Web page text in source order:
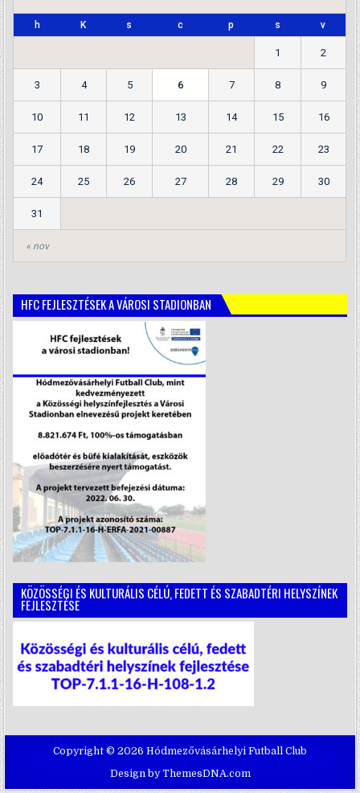
h K s c p s v
« nov
1 2
3 4 5 6 7 8 9
10 11 12 13 14 15 16
17 18 19 20 21 22 23
24 25 26 27 28 29 30
31
HFC FEJLESZTÉSEK A VÁROSI STADIONBAN
KÖZÖSSÉGI ÉS KULTURÁLIS CÉLÚ, FEDETT ÉS SZABADTÉRI HELYSZÍNEK
FEJLESZTÉSE
Copyright © 2026 Hódmezővásárhelyi Futball Club
Design by ThemesDNA.com